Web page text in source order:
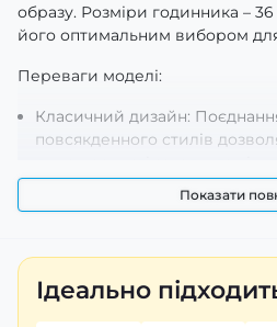
образу. Розміри годинника –
його оптимальним вибором
Переваги моделі:
Класичний дизайн:
повсякденного стилів
Висока міцність: Корпус
мінеральне скло захищає
Функціональність:
механізмом і має римські
забезпечує точність та
Показати
Ідеально